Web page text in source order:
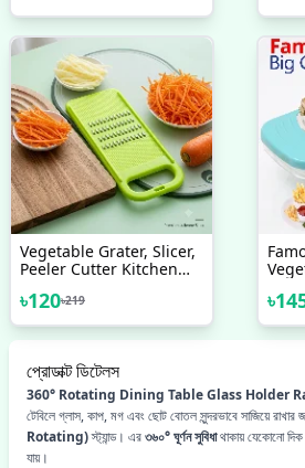
Vegetable Grater, Slicer,
Peeler Cutter Kitchen
৳120৳219
With
৳
প্রোডাক্ট ডিটেলস
360° Rotating Dining Table Glass Holder
টেবিলে গ্লাস, কাপ, মগ এবং ছোট বোতল সুন্দরভাবে সাজিয়ে রাখার
Rotating)স্ট্যান্ড। এর৩৬০° ঘূর্ণন সুবিধাথাকায় যেকোনো
যায়।